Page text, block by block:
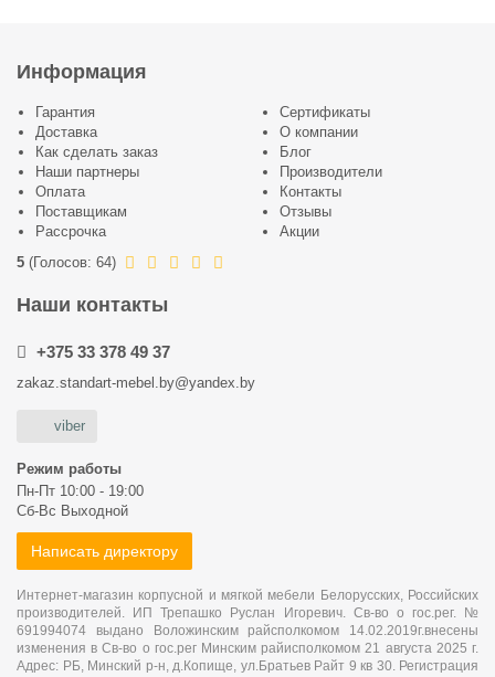
Информация
Гарантия
Доставка
Как сделать заказ
Наши партнеры
Оплата
Поставщикам
Рассрочка
Сертификаты
О компании
Блог
Производители
Контакты
Отзывы
Акции
5 (Голосов: 64)
Наши контакты
+375 33 378 49 37
zakaz.standart-mebel.by@yandex.by
viber
Режим работы
Пн-Пт 10:00 - 19:00
Сб-Вс Выходной
Написать директору
Интернет-магазин корпусной и мягкой мебели Белорусских, Российских
производителей. ИП Трепашко Руслан Игоревич. Св-во о гос.рег. №
691994074 выдано Воложинским райсполкомом 14.02.2019г.внесены
изменения в Св-во о гос.рег Минским райисполкомом 21 августа 2025 г.
Адрес: РБ, Минский р-н, д.Копище, ул.Братьев Райт 9 кв 30. Регистрация